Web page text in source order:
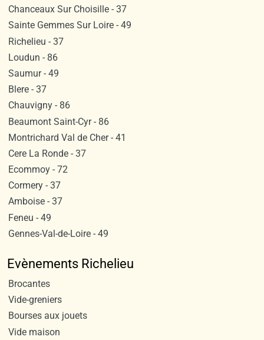
Chanceaux Sur Choisille - 37
Sainte Gemmes Sur Loire - 49
Richelieu - 37
Loudun - 86
Saumur - 49
Blere - 37
Chauvigny - 86
Beaumont Saint-Cyr - 86
Montrichard Val de Cher - 41
Cere La Ronde - 37
Ecommoy - 72
Cormery - 37
Amboise - 37
Feneu - 49
Gennes-Val-de-Loire - 49
Evènements Richelieu
Brocantes
Vide-greniers
Bourses aux jouets
Vide maison